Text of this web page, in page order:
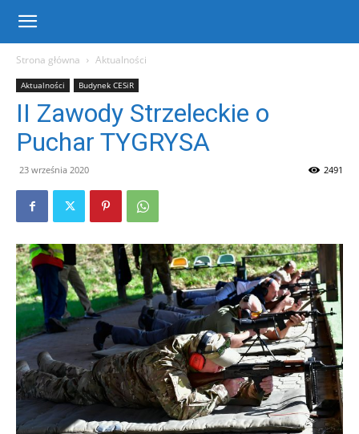
Centrum
Sportu
Rekreacji
Warce
Strona główna Aktualności
Aktualności Budynek CESiR
II Zawody Strzeleckie o
Puchar TYGRYSA
23 września 2020 2491